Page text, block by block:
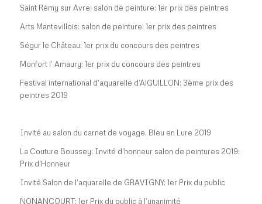
Saint Rémy sur Avre: salon de peinture: 1er prix des peintres
Arts Mantevillois: salon de peinture: 1er prix des peintres
Ségur le Château: 1er prix du concours des peintres
Monfort l’ Amaury: 1er prix du concours des peintres
Festival international d’aquarelle d’AlGUlLLON: 3ème prix des
peintres 2019
Invité au salon du carnet de voyage, Bleu en Lure 2019
La Couture Boussey: Invité d’honneur salon de peintures 2019:
Prix d’Honneur
Invité Salon de l’aquarelle de GRAVIGNY: 1er Prix du public
NONANCOURT: 1er Prix du public à l’unanimité